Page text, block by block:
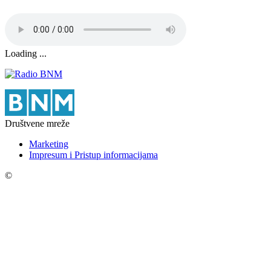
Loading ...
Društvene mreže
Marketing
Impresum i Pristup informacijama
©